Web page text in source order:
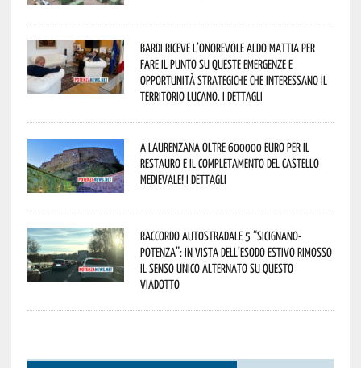
Bardi riceve l’onorevole Aldo Mattia per
fare il punto su queste emergenze e
opportunità strategiche che interessano il
territorio lucano. I dettagli
A Laurenzana oltre 600000 euro per il
restauro e il completamento del Castello
Medievale! I dettagli
Raccordo Autostradale 5 “Sicignano-
Potenza”: in vista dell’esodo estivo rimosso
il senso unico alternato su questo
viadotto